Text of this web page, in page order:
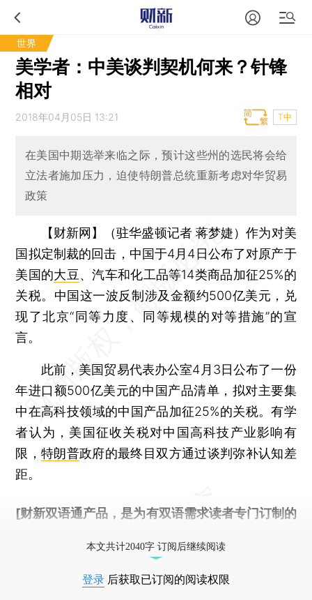
世界
美学者：中美谈判契机何来？针锋
相对
2018年04月05日 13:21 T中
在美国中期选举来临之际，预计这些州的选民将会给
立法者施加压力，迫使特朗普总统重新考虑对华贸易
政策
【财新网】（驻华盛顿记者 蒋梦婕）作为对美
国拟定制裁的回击，中国于4月4日公布了对原产于
美国的大豆、汽车和化工品等14类商品加征25%的
关税。中国这一波反制涉及金额约500亿美元，兑
现了北京“同等力度、同等规模的对等措施”的宣
言。
此前，美国贸易代表办公室4月3日公布了一份
年进口额500亿美元的中国产品清单，拟对主要集
中在高科技领域的中国产品加征25%的关税。有学
者认为，美国征收关税对中国高科技产业影响有
限，特朗普政府的最终目双方通过谈判弥补认知差
距。
[财新双语通产品，是为有双语需求读者专门订制的
本文共计2040字 订阅后继续阅读
登录 后获取已订阅的阅读权限